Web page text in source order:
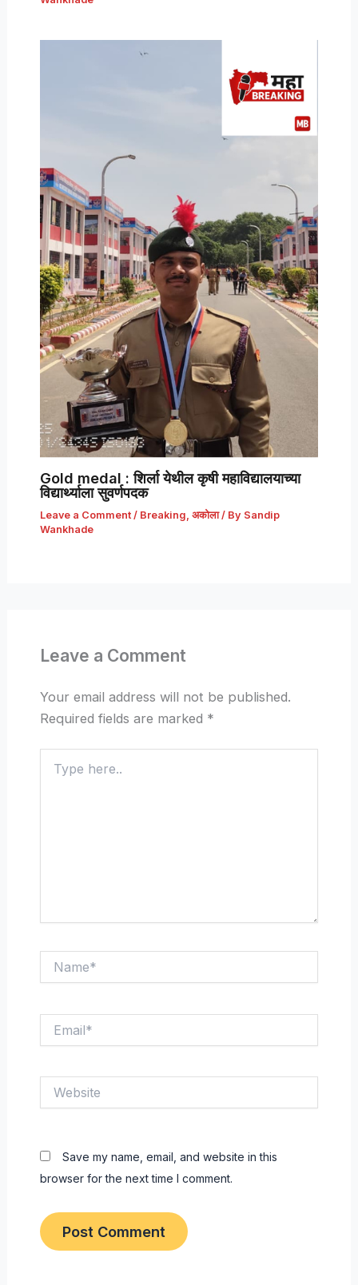
Gold medal : शिर्ला येथील कृषी महाविद्यालयाच्या
विद्यार्थ्याला सुवर्णपदक
Leave a Comment / Breaking, अकोला/ By Sandip
Wankhade
Leave a Comment
Your email address will not be published.
Required fields are marked *
here..
Save my name, email, and website in this
browser for the next time I comment.